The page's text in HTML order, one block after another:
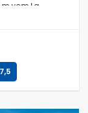
vom La
7,5